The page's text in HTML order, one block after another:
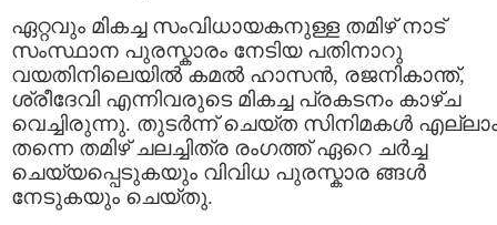
ഏറ്റവും മികച്ച സംവിധായകനുള്ള തമിഴ്‌ നാട്
സംസ്ഥാന പുരസ്കാരം നേടിയ പതിനാറു
വയതിനിലെയിൽ കമൽ ഹാസൻ, രജനികാന്ത്,
ശ്രീദേവി എന്നിവരുടെ മികച്ച പ്രകടനം കാഴ്ച
വെച്ചിരുന്നു. തുടർന്ന് ചെയ്ത സിനിമകൾ
തന്നെ തമിഴ് ചലച്ചിത്ര രംഗത്ത് ഏറെ ചർച്ച
ചെയ്യപ്പെടുകയും വിവിധ പുരസ്കാര ങ്ങൾ
നേടുകയും ചെയ്തു.